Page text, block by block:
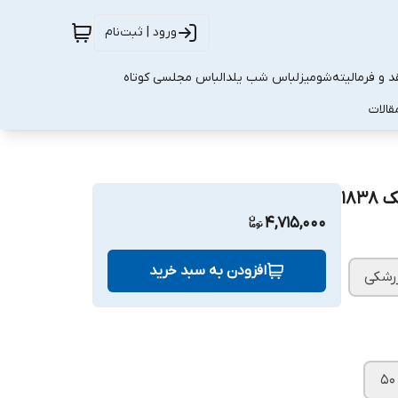
ورود | ثبت‌نام
و فرمالیتهشومیزلباس شب یلدالباس مجلسی کوتاه
۵۰
4,715,000
افزودن به سبد خرید